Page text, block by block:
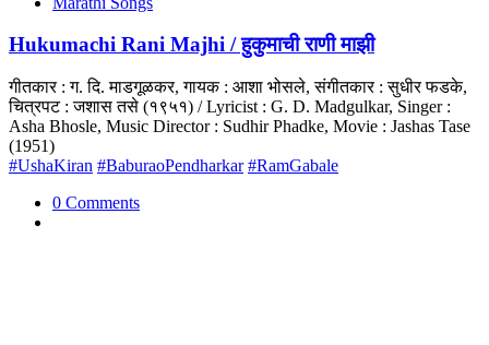
Hukumachi Rani Majhi / हुकुमाची राणी माझी
गीतकार : ग. दि. माडगूळकर, गायक : आशा भोसले, संगीतकार : सुधीर फडके,
चित्रपट : जशास तसे (१९५१) / Lyricist : G. D. Madgulkar, Singer :
Asha Bhosle, Music Director : Sudhir Phadke, Movie : Jashas Tase
(1951)
#UshaKiran #BaburaoPendharkar #RamGabale
0 Comments